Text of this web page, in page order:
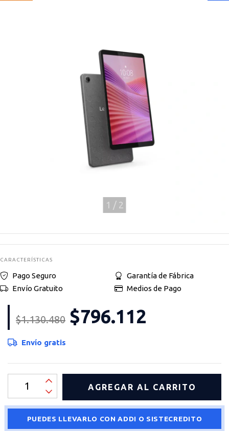
1 / 2
CARACTERÍSTICAS
Pago Seguro
Envío Gratuito
Garantía de Fábrica
Medios de Pago
$1.130.480 $796.112
Envío gratis
PUEDES LLEVARLO CON ADDI O SISTECREDITO